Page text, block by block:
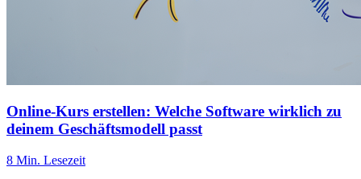
Online-Kurs erstellen: Welche Software wirklich zu
deinem Geschäftsmodell passt
8 Min. Lesezeit